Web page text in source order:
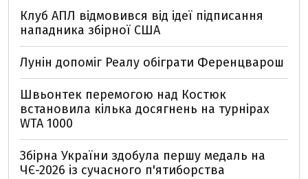
Клуб АПЛ відмовився від ідеї підписання
нападника збірної США
Лунін допоміг Реалу обіграти Ференцварош
Швьонтек перемогою над Костюк
встановила кілька досягнень на турнірах
WTA 1000
Збірна України здобула першу медаль на
ЧЄ-2026 із сучасного п'ятиборства